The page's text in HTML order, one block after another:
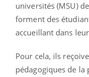
universités (MSU)
forment des
accueillant dans
Pour cela, ils
pédagogiques de la